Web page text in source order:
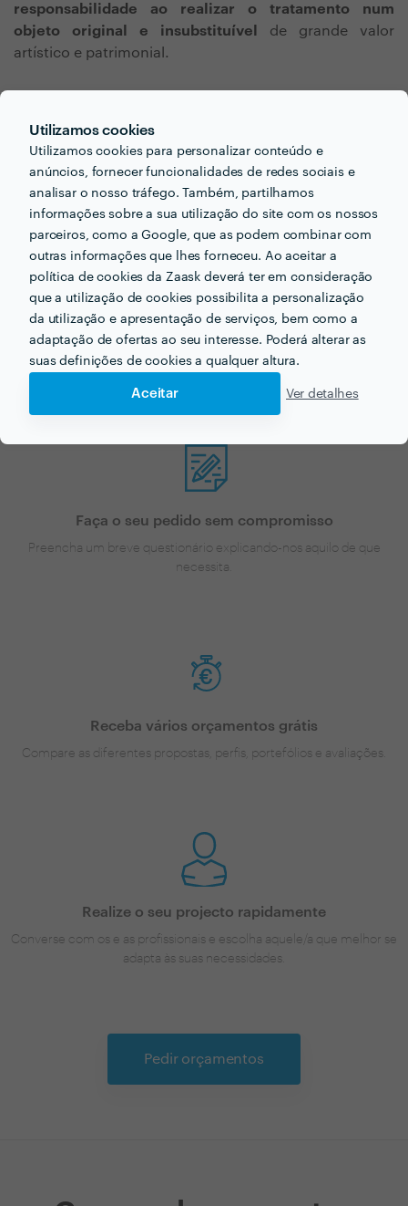
Utilizamos cookies
Utilizamos cookies para personalizar conteúdo e
anúncios, fornecer funcionalidades de redes sociais e
analisar o nosso tráfego. Também, partilhamos
informações sobre a sua utilização do site com os nossos
parceiros, como a Google, que as podem combinar com
outras informações que lhes forneceu. Ao aceitar a
política de cookies da Zaask deverá ter em consideração
que a utilização de cookies possibilita a personalização
da utilização e apresentação de serviços, bem como a
adaptação de ofertas ao seu interesse. Poderá alterar as
suas definições de cookies a qualquer altura.
Aceitar Ver detalhes
responsabilidade ao realizar o tratamento num
objeto original e insubstituível
de grande valor
artístico e patrimonial.
Procura restauro de
quadros para o seu
próximo projecto?
Agora que tem uma ideia dos preços vamos encontar
o profissional certo para si!
Faça o seu pedido sem compromisso
Preencha um breve questionário explicando-nos aquilo de que
necessita.
Receba vários orçamentos grátis
Compare as diferentes propostas, perfis, portefólios e avaliações.
Realize o seu projecto rapidamente
Converse com os e as profissionais e escolha aquele/a que melhor se
adapta às suas necessidades.
Pedir orçamentos